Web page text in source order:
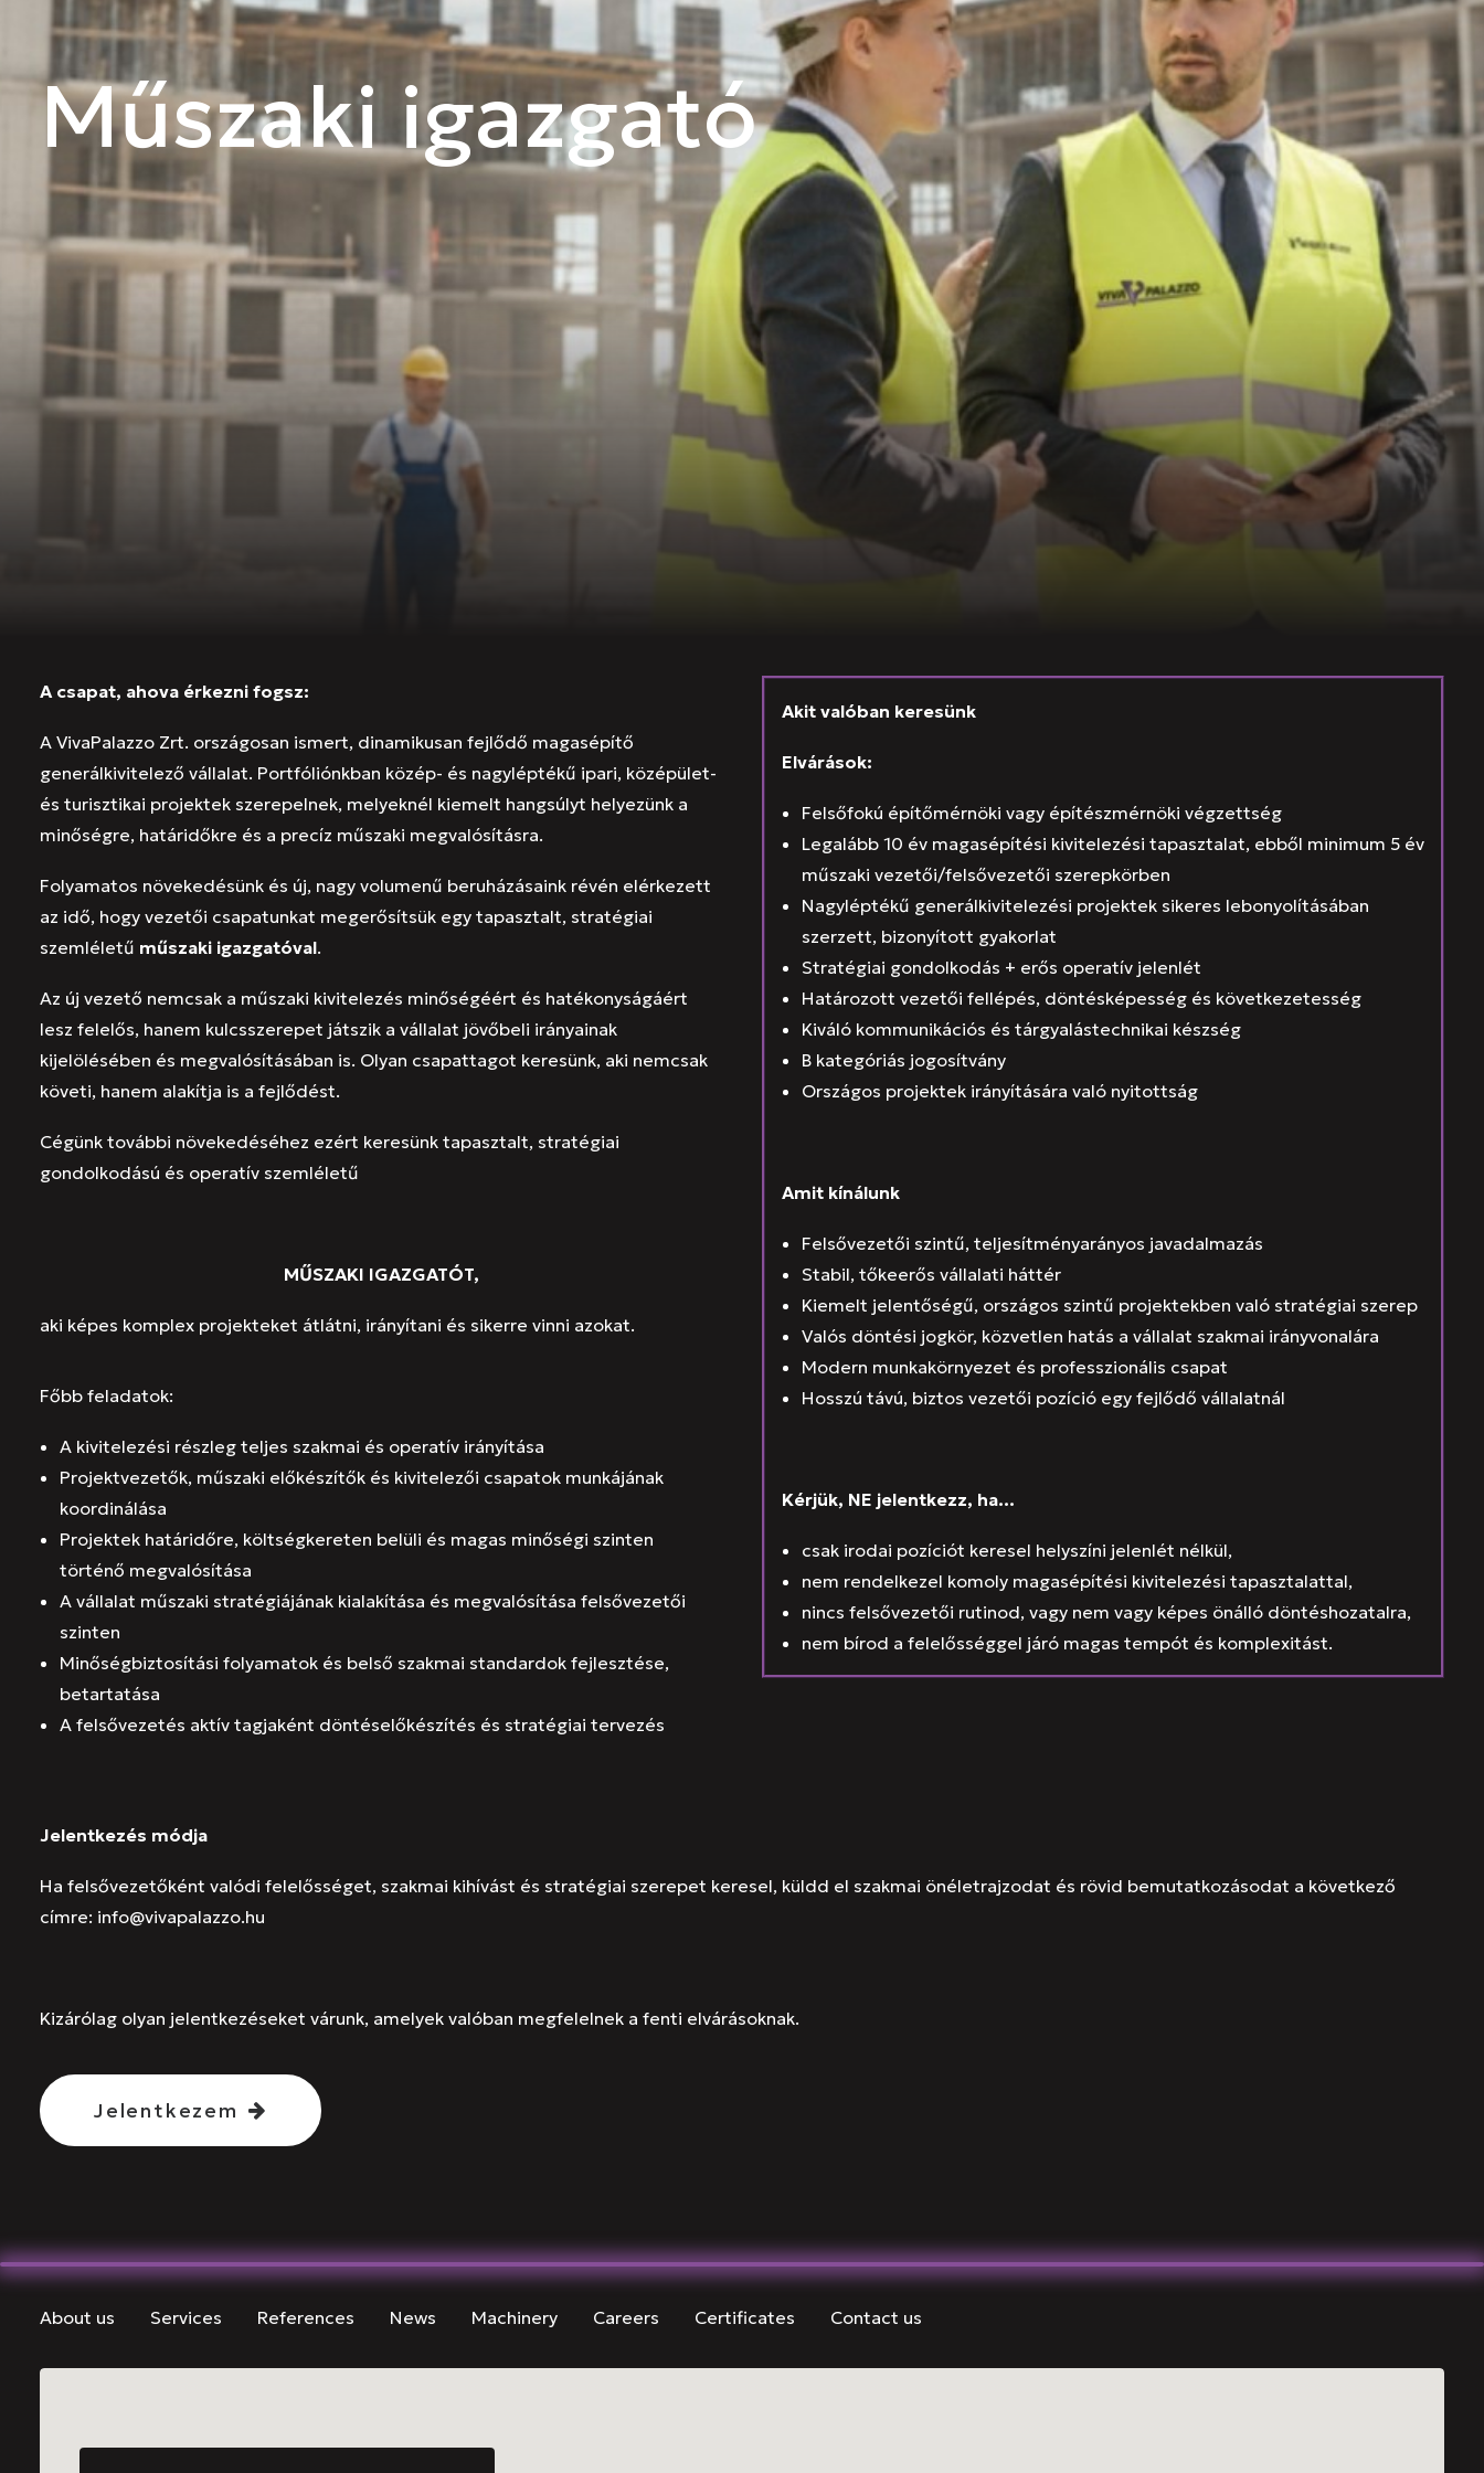
Műszaki igazgató
A csapat, ahova érkezni fogsz:
A VivaPalazzo Zrt. országosan ismert, dinamikusan fejlődő magasépítő
generálkivitelező vállalat. Portfóliónkban közép- és nagyléptékű ipari, középület-
és turisztikai projektek szerepelnek, melyeknél kiemelt hangsúlyt helyezünk a
minőségre, határidőkre és a precíz műszaki megvalósításra.
Folyamatos növekedésünk és új, nagy volumenű beruházásaink révén elérkezett
az idő, hogy vezetői csapatunkat megerősítsük egy tapasztalt, stratégiai
szemléletű műszaki igazgatóval.
Az új vezető nemcsak a műszaki kivitelezés minőségéért és hatékonyságáért
lesz felelős, hanem kulcsszerepet játszik a vállalat jövőbeli irányainak
kijelölésében és megvalósításában is. Olyan csapattagot keresünk, aki nemcsak
követi, hanem alakítja is a fejlődést.
Cégünk további növekedéséhez ezért keresünk tapasztalt, stratégiai
gondolkodású és operatív szemléletű
MŰSZAKI IGAZGATÓT,
aki képes komplex projekteket átlátni, irányítani és sikerre vinni azokat.
Főbb feladatok:
A kivitelezési részleg teljes szakmai és operatív irányítása
Projektvezetők, műszaki előkészítők és kivitelezői csapatok munkájának
koordinálása
Projektek határidőre, költségkereten belüli és magas minőségi szinten
történő megvalósítása
A vállalat műszaki stratégiájának kialakítása és megvalósítása felsővezetői
szinten
Minőségbiztosítási folyamatok és belső szakmai standardok fejlesztése,
betartatása
A felsővezetés aktív tagjaként döntéselőkészítés és stratégiai tervezés
Akit valóban keresünk
Elvárások:
Felsőfokú építőmérnöki vagy építészmérnöki végzettség
Legalább 10 év magasépítési kivitelezési tapasztalat, ebből minimum 5 év
műszaki vezetői/felsővezetői szerepkörben
Nagyléptékű generálkivitelezési projektek sikeres lebonyolításában
szerzett, bizonyított gyakorlat
Stratégiai gondolkodás + erős operatív jelenlét
Határozott vezetői fellépés, döntésképesség és következetesség
Kiváló kommunikációs és tárgyalástechnikai készség
B kategóriás jogosítvány
Országos projektek irányítására való nyitottság
Amit kínálunk
Felsővezetői szintű, teljesítményarányos javadalmazás
Stabil, tőkeerős vállalati háttér
Kiemelt jelentőségű, országos szintű projektekben való stratégiai szerep
Valós döntési jogkör, közvetlen hatás a vállalat szakmai irányvonalára
Modern munkakörnyezet és professzionális csapat
Hosszú távú, biztos vezetői pozíció egy fejlődő vállalatnál
Kérjük, NE jelentkezz, ha…
csak irodai pozíciót keresel helyszíni jelenlét nélkül,
nem rendelkezel komoly magasépítési kivitelezési tapasztalattal,
nincs felsővezetői rutinod, vagy nem vagy képes önálló döntéshozatalra,
nem bírod a felelősséggel járó magas tempót és komplexitást.
Jelentkezés módja
Ha felsővezetőként valódi felelősséget, szakmai kihívást és stratégiai szerepet keresel, küldd el szakmai önéletrajzodat és rövid bemutatkozásodat a következő
címre: info@vivapalazzo.hu
Kizárólag olyan jelentkezéseket várunk, amelyek valóban megfelelnek a fenti elvárásoknak.
Jelentkezem
About us Services References News Machinery Careers Certificates Contact us